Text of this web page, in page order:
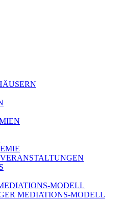
MODELL
MEDIATIONS-MODELL